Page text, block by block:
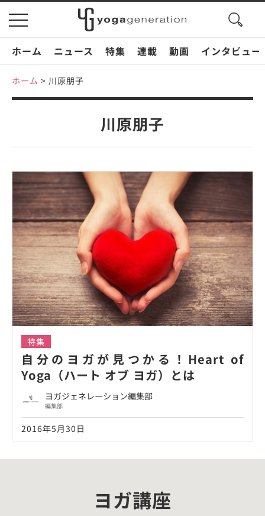
toggle
navigation
search
ホーム
ニュース 特集 連載 動画 インタビュー
ホーム > 川原朋子
川原朋子
特集
自分のヨガが見つかる！Heart of
Yoga（ハート オブ ヨガ）とは
ヨガジェネレーション編集部
編集部
2016年5月30日
ヨガ講座